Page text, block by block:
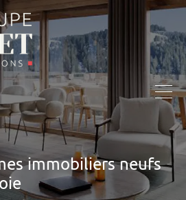
immobiliers neufs